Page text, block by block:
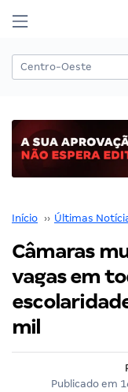
Início ›› Últimas
Câmaras
vagas em
mil
Publicado em